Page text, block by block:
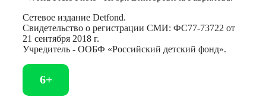
Сетевое издание Detfond.
Свидетельство о регистрации СМИ: ФС77-73722 от
21 сентября 2018 г.
Учредитель - ООБФ «Российский детский фонд».
6+